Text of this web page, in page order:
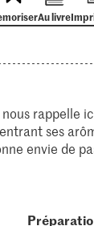
Au livre
rappelle
ses
envie de